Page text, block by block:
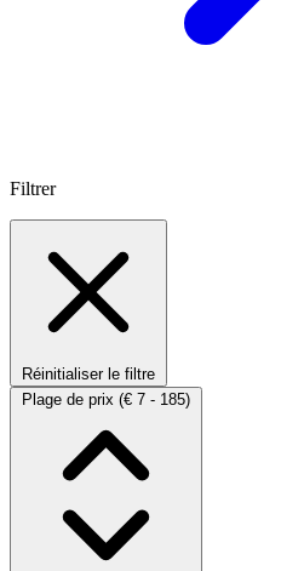
Filtrer
Réinitialiser le filtre
Plage de prix (€ 7 - 185)